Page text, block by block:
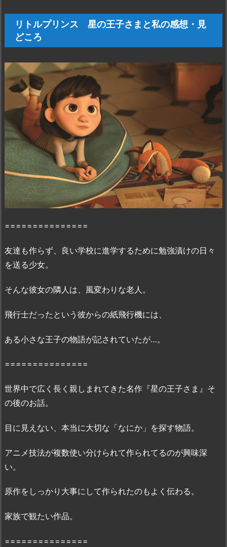
リ
ト
ル
リ
ン
ス
の
王
子
さ
ま
と
私
ど
こ
2.
ト
プ
ス
の
子
無
フ
リトルプリンス 星の王子さまと私の感想・見
どころ
===============
友達も作らず、良い学校に進学するために勉強漬けの日々
を送る少女。
そんな彼女の隣人は、風変わりな老人。
飛行士だったという彼からの紙飛行機には、
ある小さな王子の物語が記されていたが…。
===============
世界中で広く長く親しまれてきた名作『星の王子さま』そ
の後のお話。
目に見えない、本当に大切な「なにか」を探す物語。
アニメ技法が複数使い分けられて作られてるのが興味深
い。
原作をしっかり大事にして作られたのもよく伝わる。
家族で観たい作品。
===============